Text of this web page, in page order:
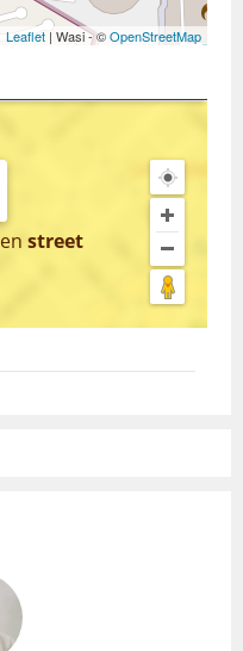
Leaflet | Wasi - ©OpenStreetMap
en street